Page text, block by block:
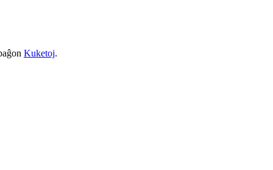
Kuketoj.